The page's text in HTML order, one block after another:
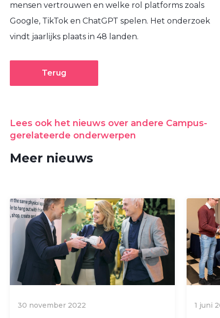
mensen vertrouwen en welke rol platforms zoals
Google, TikTok en ChatGPT spelen. Het onderzoek
vindt jaarlijks plaats in 48 landen.
Terug
Lees ook het nieuws over andere Campus-
gerelateerde onderwerpen
Meer nieuws
30 november 2022 1 juni